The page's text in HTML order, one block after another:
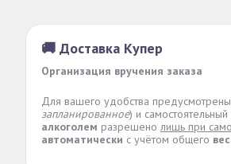
🚚 Доставка Купер
Организация вручения заказа
Для вашего удобства
запланированное) и самостоятельный
алкоголем разрешено лишь при
автоматически с учётом общего